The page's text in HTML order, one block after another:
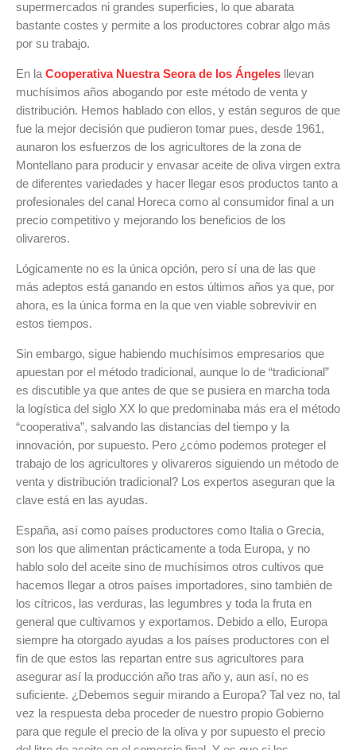
supermercados ni grandes superficies, lo que abarata
bastante costes y permite a los productores cobrar algo más
por su trabajo.
En la Cooperativa Nuestra Seora de los Ángeles llevan
muchísimos años abogando por este método de venta y
distribución. Hemos hablado con ellos, y están seguros de que
fue la mejor decisión que pudieron tomar pues, desde 1961,
aunaron los esfuerzos de los agricultores de la zona de
Montellano para producir y envasar aceite de oliva virgen extra
de diferentes variedades y hacer llegar esos productos tanto a
profesionales del canal Horeca como al consumidor final a un
precio competitivo y mejorando los beneficios de los
olivareros.
Lógicamente no es la única opción, pero sí una de las que
más adeptos está ganando en estos últimos años ya que, por
ahora, es la única forma en la que ven viable sobrevivir en
estos tiempos.
Sin embargo, sigue habiendo muchísimos empresarios que
apuestan por el método tradicional, aunque lo de “tradicional”
es discutible ya que antes de que se pusiera en marcha toda
la logística del siglo XX lo que predominaba más era el método
“cooperativa”, salvando las distancias del tiempo y la
innovación, por supuesto. Pero ¿cómo podemos proteger el
trabajo de los agricultores y olivareros siguiendo un método de
venta y distribución tradicional? Los expertos aseguran que la
clave está en las ayudas.
España, así como países productores como Italia o Grecia,
son los que alimentan prácticamente a toda Europa, y no
hablo solo del aceite sino de muchísimos otros cultivos que
hacemos llegar a otros países importadores, sino también de
los cítricos, las verduras, las legumbres y toda la fruta en
general que cultivamos y exportamos. Debido a ello, Europa
siempre ha otorgado ayudas a los países productores con el
fin de que estos las repartan entre sus agricultores para
asegurar así la producción año tras año y, aun así, no es
suficiente. ¿Debemos seguir mirando a Europa? Tal vez no, tal
vez la respuesta deba proceder de nuestro propio Gobierno
para que regule el precio de la oliva y por supuesto el precio